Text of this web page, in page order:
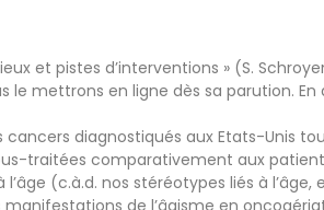
et pistes d’interventions » (S.
mettrons en ligne dès sa parution.
diagnostiqués aux Etats-Unis
traitées comparativement aux
(c.à.d. nos stéréotypes liés à l’âge,
de l’âgisme en